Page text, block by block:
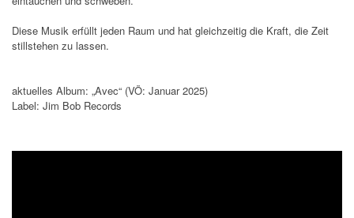
Diese Musik erfüllt jeden Raum und hat gleichzeitig die Kraft, die Zeit
stillstehen zu lassen.
aktuelles Album: „Avec“ (VÖ: Januar 2025)
Label: Jim Bob Records